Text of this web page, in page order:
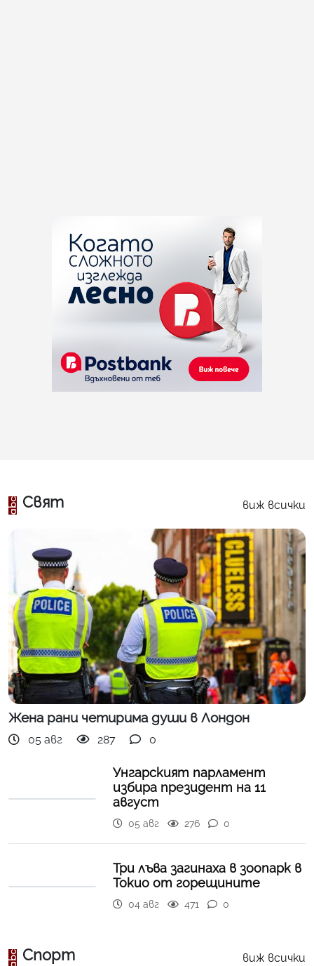
Свят виж всички
Жена рани четирима души в Лондон
05 авг 287 0
Унгарският парламент
избира президент на 11
август
05 авг 276 0
Три лъва загинаха в зоопарк в
Токио от горещините
04 авг 471 0
Спорт виж всички